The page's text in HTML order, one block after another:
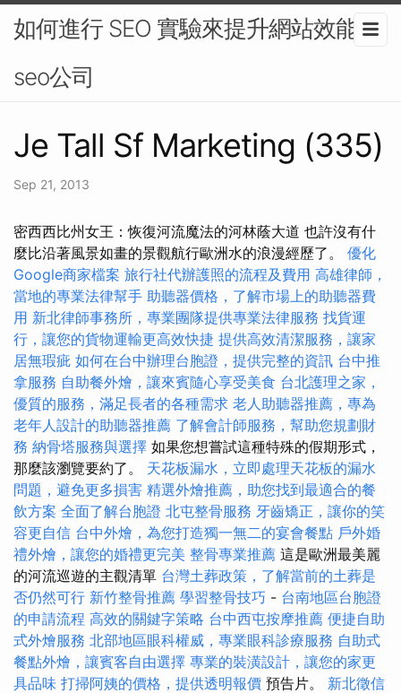
如何進行 SEO 實驗來提升網站效能-
seo公司
Je Tall Sf Marketing (335)
Sep 21, 2013
密西西比州女王：恢復河流魔法的河林蔭大道 也許沒有什
麼比沿著風景如畫的景觀航行歐洲水的浪漫經歷了。 優化
Google商家檔案 旅行社代辦護照的流程及費用 高雄律師，
當地的專業法律幫手 助聽器價格，了解市場上的助聽器費
用 新北律師事務所，專業團隊提供專業法律服務 找貨運
行，讓您的貨物運輸更高效快捷 提供高效清潔服務，讓家
居無瑕疵 如何在台中辦理台胞證，提供完整的資訊 台中推
拿服務 自助餐外燴，讓來賓隨心享受美食 台北護理之家，
優質的服務，滿足長者的各種需求 老人助聽器推薦，專為
老年人設計的助聽器推薦 了解會計師服務，幫助您規劃財
務 納骨塔服務與選擇 如果您想嘗試這種特殊的假期形式，
那麼該瀏覽要約了。 天花板漏水，立即處理天花板的漏水
問題，避免更多損害 精選外燴推薦，助您找到最適合的餐
飲方案 全面了解台胞證 北屯整骨服務 牙齒矯正，讓你的笑
容更自信 台中外燴，為您打造獨一無二的宴會餐點 戶外婚
禮外燴，讓您的婚禮更完美 整骨專業推薦 這是歐洲最美麗
的河流巡遊的主觀清單 台灣土葬政策，了解當前的土葬是
否仍然可行 新竹整骨推薦 學習整骨技巧 - 台南地區台胞證
的申請流程 高效的關鍵字策略 台中西屯按摩推薦 便捷自助
式外燴服務 北部地區眼科權威，專業眼科診療服務 自助式
餐點外燴，讓賓客自由選擇 專業的裝潢設計，讓您的家更
具品味 打掃阿姨的價格，提供透明報價 預告片。 新北徵信